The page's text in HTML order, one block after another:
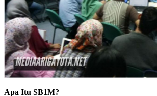
Apa Itu SB1M?